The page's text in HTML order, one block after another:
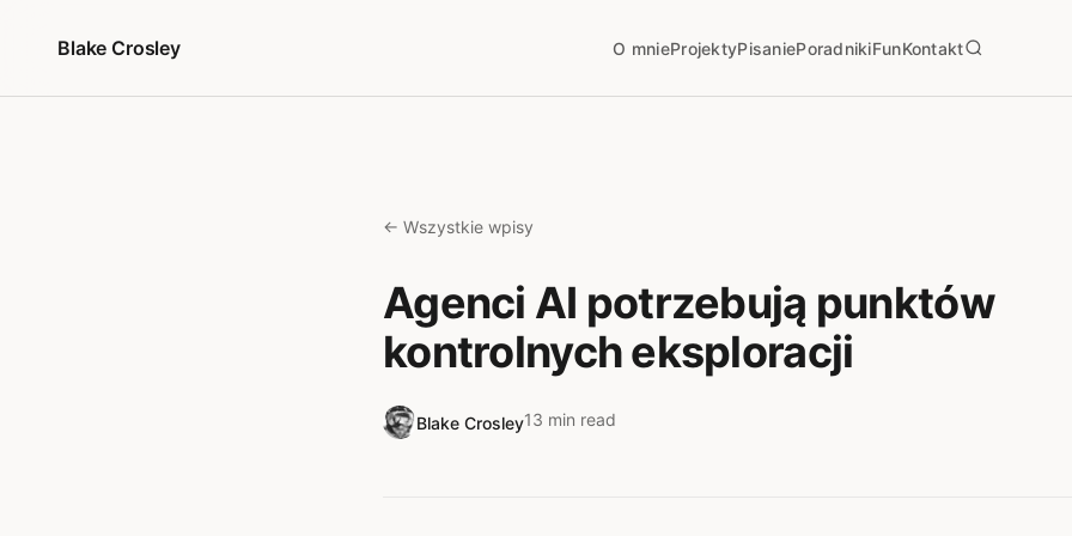
Blake Crosley
O mnieProjektyPisaniePoradnikiFunKontakt
← Wszystkie wpisy
Agenci AI potrzebują punktów
kontrolnych eksploracji
Blake Crosley13 min read